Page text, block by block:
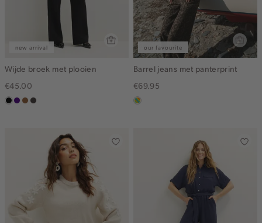
new arrival
Wijde broek met plooien
€45.00
zwart
indigo
deepmocca
choco
our favourite
Barrel jeans met panterprint
€69.95
meerkleurig